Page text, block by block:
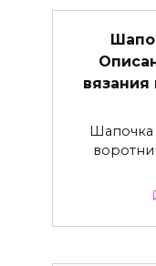
Шапочка